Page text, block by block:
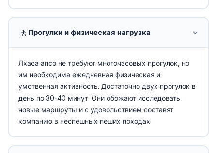
🚶 Прогулки и физическая нагрузка
Лхаса апсо не требуют многочасовых прогулок, но
им необходима ежедневная физическая и
умственная активность. Достаточно двух прогулок в
день по 30-40 минут. Они обожают исследовать
новые маршруты и с удовольствием составят
компанию в неспешных пеших походах.